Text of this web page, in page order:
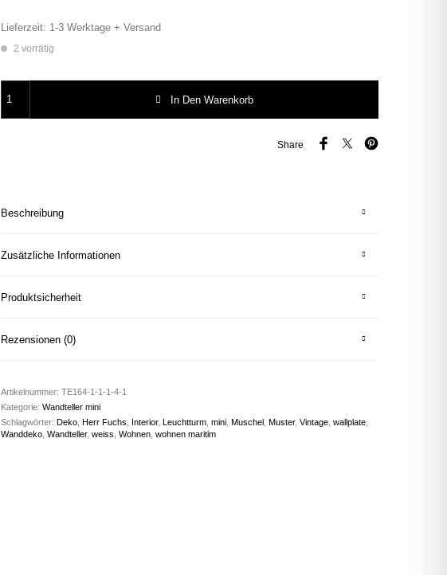
Lieferzeit: 1-3 Werktage + Versand
2 vorrätig
In Den Warenkorb
Share
Beschreibung
Zusätzliche Informationen
Produktsicherheit
Rezensionen (0)
Artikelnummer: TE164-1-1-1-4-1
Kategorie: Wandteller mini
Schlagwörter: Deko, Herr Fuchs Interior, Leuchtturm, mini, Muschel, Muster, Vintage, wallplate,
Wanddeko, Wandteller, weiss Wohnen, wohnen maritim